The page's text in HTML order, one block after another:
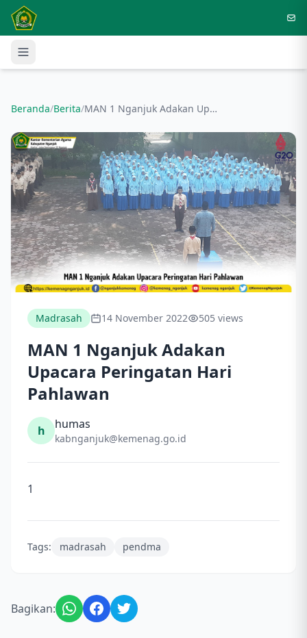
Langsung ke konten utama
Beranda/Berita/ MAN 1 Nganjuk Adakan Upacara Peringatan Hari Pahlawan
Madrasah 14 November 2022 505 views
MAN 1 Nganjuk Adakan
Upacara Peringatan Hari
Pahlawan
h humas
kabnganjuk@kemenag.go.id
1
Tags: madrasah pendma
Bagikan: